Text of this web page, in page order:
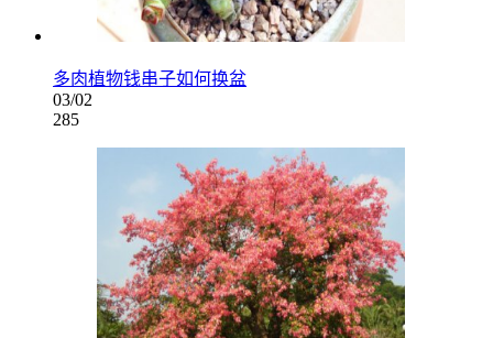
多肉植物钱串子如何换盆
03/02
285